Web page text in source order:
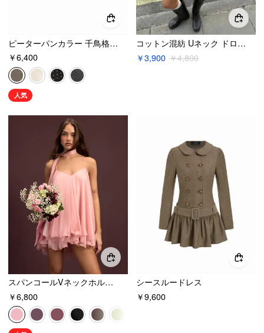
ピーターパンカラー 千鳥格子 & 水玉 ボタン 半袖ブラウス
￥6,400
人気
コットン混紡 Uネック ドローストリング ランタンスリーブ オーバーサイズスウェットシャツ
￥3,900 ￥4,800
スパンコールVネックホルターネックフリルヘムオーバーサイズミニドレス（スカーフ付き）
￥6,800
シースルードレス
￥9,600